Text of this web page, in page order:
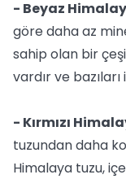
- Beyaz
göre daha az
sahip olan bir
vardır ve
- Kırmızı
tuzundan daha
Himalaya tuzu,